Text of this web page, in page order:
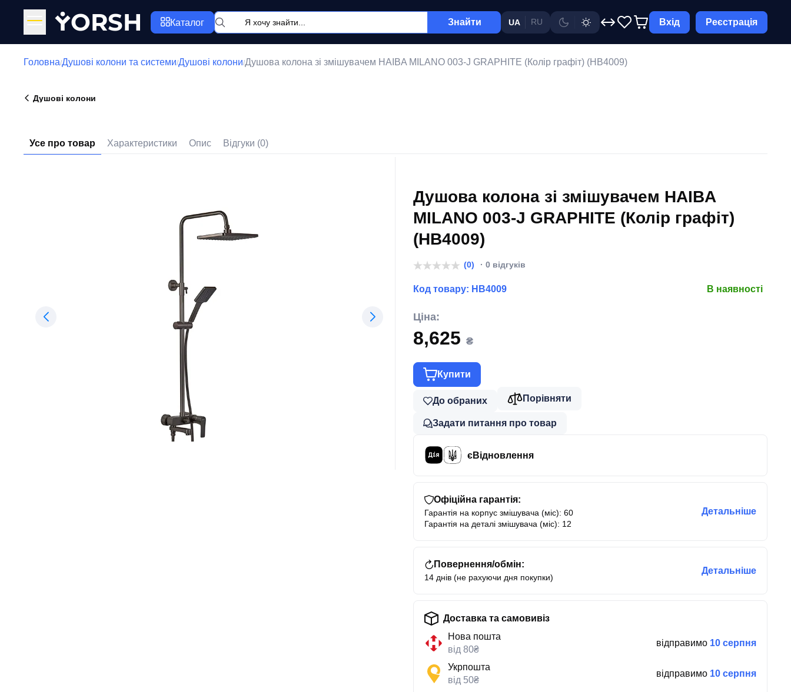
YORSH Каталог Знайти UA RU Вхід Реєстрація
Головна/Душові колони та системи/Душові колони/Душова колона зі змішувачем HAIBA MILANO 003-J GRAPHITE (Колір графіт) (HB4009)
Душові колони
Усе про товар Характеристики Опис Відгуки (0)
Душова колона зі змішувачем HAIBA
MILANO 003-J GRAPHITE (Колір графіт)
(HB4009)
(0) · 0 відгуків
Код товару: HB4009 В наявності
Ціна:
8,625 ₴
Купити
До обраних Порівняти
Задати питання про товар
єВідновлення
Офіційна гарантія:
Гарантія на корпус змішувача (міс): 60
Гарантія на деталі змішувача (міс): 12
Детальніше
Повернення/обмін:
14 днів (не рахуючи дня покупки)
Детальніше
Доставка та самовивіз
Нова пошта
від 80₴
відправимо 10 серпня
Укрпошта
від 50₴
відправимо 10 серпня